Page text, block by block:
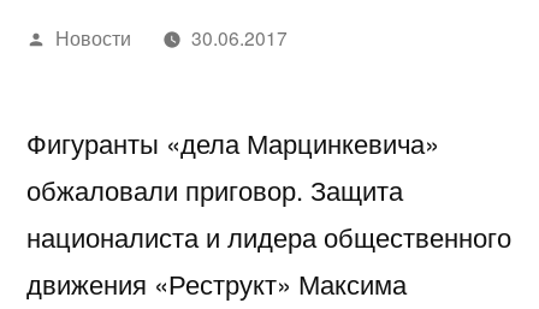
Написано
Новости 30.06.2017
Фигуранты «дела Марцинкевича»
обжаловали приговор. Защита
националиста и лидера общественного
движения «Реструкт» Максима